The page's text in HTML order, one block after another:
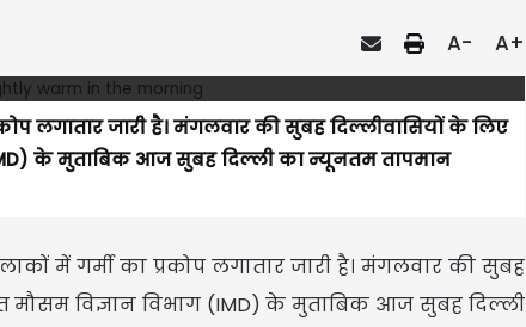
A- A+
लगातार जारी है। मंगलवार की सुबह दिल्लीवासियों के लिए
के मुताबिक आज सुबह दिल्ली का न्यूनतम तापमान
में गर्मी का प्रकोप लगातार जारी है। मंगलवार की सुबह
मौसम विज्ञान विभाग (IMD) के मुताबिक आज सुबह दिल्ली